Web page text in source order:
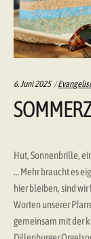
6. Juni 2025
Hut, Sonnenbrille,
… Mehr braucht es
hier bleiben, sind
Worten unserer
gemeinsam mit der